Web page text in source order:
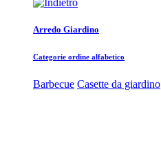
Arredo Giardino
Categorie ordine alfabetico
Barbecue Casette da giardino